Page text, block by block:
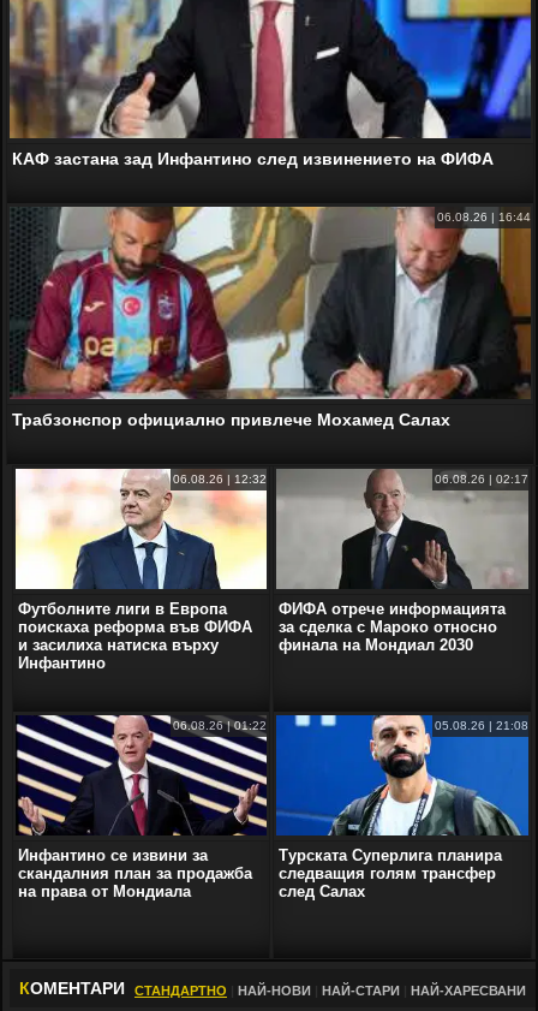
КАФ застана зад Инфантино след извинението на ФИФА
06.08.26 | 16:44
Трабзонспор официално привлече Мохамед Салах
06.08.26 | 12:32
Футболните лиги в Европа
поискаха реформа във ФИФА
и засилиха натиска върху
Инфантино
06.08.26 | 02:17
ФИФА отрече информацията
за сделка с Мароко относно
финала на Мондиал 2030
06.08.26 | 01:22
Инфантино се извини за
скандалния план за продажба
на права от Мондиала
05.08.26 | 21:08
Турската Суперлига планира
следващия голям трансфер
след Салах
КОМЕНТАРИ СТАНДАРТНО НАЙ-НОВИ НАЙ-СТАРИ НАЙ-ХАРЕСВАНИ